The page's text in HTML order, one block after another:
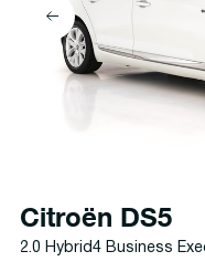
Citroën DS5
2.0 Hybrid4 Business